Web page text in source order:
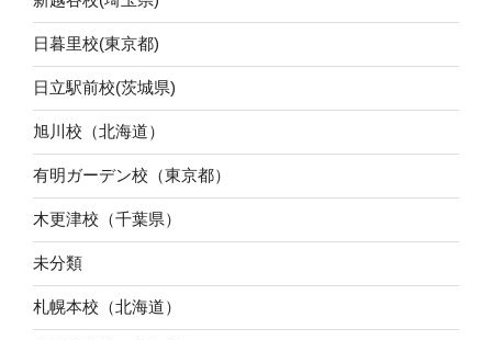
日暮里校(東京都)
日立駅前校(茨城県)
旭川校（北海道）
有明ガーデン校（東京都）
木更津校（千葉県）
未分類
札幌本校（北海道）